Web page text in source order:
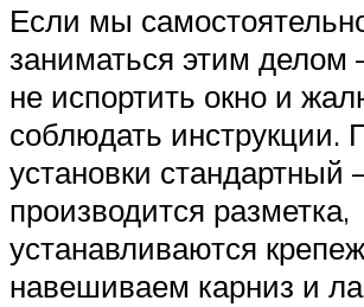
Если мы
заниматься этим делом
не испортить окно и
соблюдать инструкции.
установки стандартный
производится разметка,
устанавливаются
навешиваем карниз и